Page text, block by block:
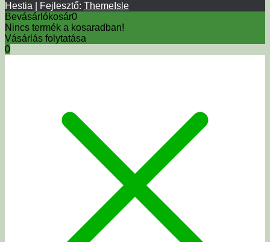
Hestia | Fejlesztő: ThemeIsle
Bevásárlókosár0
Nincs termék a kosaradban!
Vásárlás folytatása
0